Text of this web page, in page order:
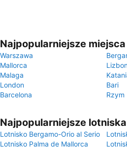
Najpopularniejsze
Warszawa
Mallorca
Malaga
London
Bari
Barcelona
Rzym
Najpopularniejsze
Lotnisko Bergamo-Orio al Serio
Lotnisko Palma de Mallorca